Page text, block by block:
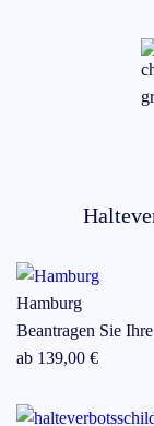
Hamburg
Beantragen Sie
ab 139,00 €